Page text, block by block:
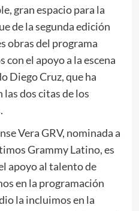
gran espacio para la
de la segunda edición
obras del programa
con el apoyo a la escena
Diego Cruz, que ha
las dos citas de los
Vera GRV, nominada a
Grammy Latino, es
apoyo al talento de
en la programación
la incluimos en la